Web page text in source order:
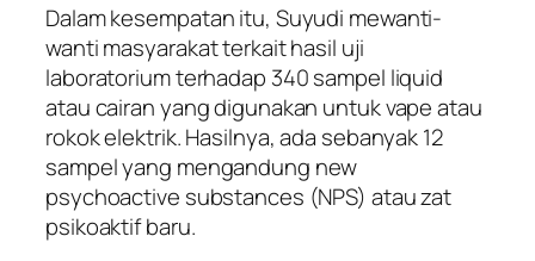
Dalam kesempatan itu, Suyudi mewanti-
wanti masyarakat terkait hasil uji
laboratorium terhadap 340 sampel liquid
atau cairan yang digunakan untuk vape atau
rokok elektrik. Hasilnya, ada sebanyak 12
sampel yang mengandung new
psychoactive substances (NPS) atau zat
psikoaktif baru.